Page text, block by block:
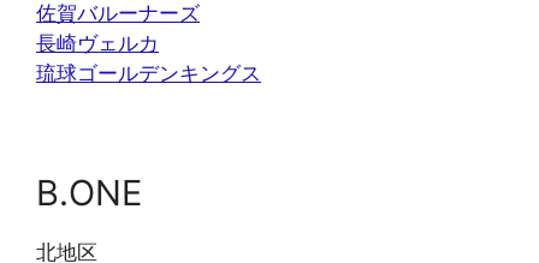
佐賀バルーナーズ
長崎ヴェルカ
琉球ゴールデンキングス
B.ONE
北地区